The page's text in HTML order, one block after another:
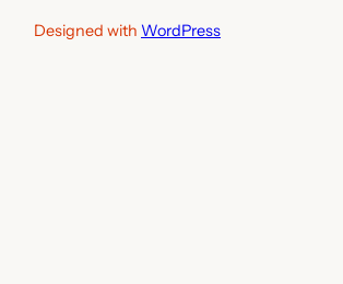
Designed with WordPress